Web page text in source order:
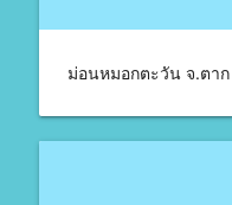
ม่อนหมอกตะวัน จ.ตาก